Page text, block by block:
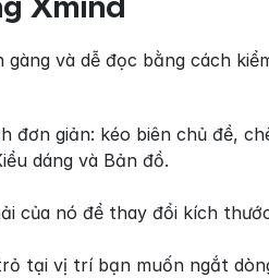
Xmind
và dễ đọc bằng cách
đơn giản: kéo biên chủ đề,
dáng và Bản đồ.
của nó để thay đổi kích
tại vị trí bạn muốn ngắt